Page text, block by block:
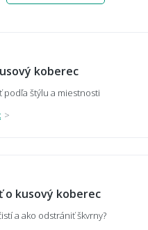
s nábytkom a
koberec do malého
koberec
podľa štýlu a miestnosti
o kusový koberec
a ako odstrániť škvrny?